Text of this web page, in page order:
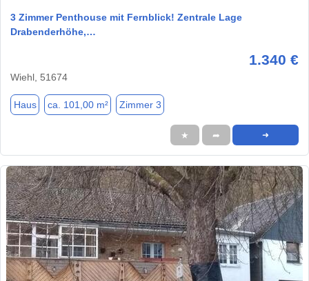
3 Zimmer Penthouse mit Fernblick! Zentrale Lage
Drabenderhöhe,…
1.340 €
Wiehl, 51674
Haus ca. 101,00 m² Zimmer 3
★ ➦ ➜